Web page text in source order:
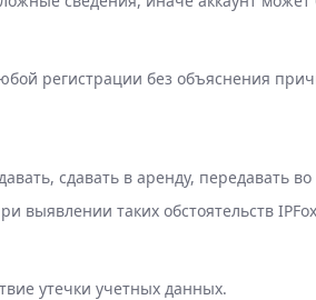
регистрации без объяснения
сдавать в аренду, передавать
выявлении таких обстоятельств
утечки учетных данных.